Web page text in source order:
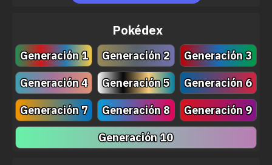
Pokédex
Generación 1 Generación 2
Generación 3
Generación 4
Generación 5
Generación 6
Generación 7
Generación 8
Generación 9
Generación 10